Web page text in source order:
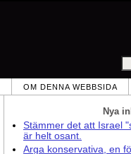
OM DENNA WEBBSIDA
Nya
Stämmer det att Israel
är helt osant.
Arga konservativa, en